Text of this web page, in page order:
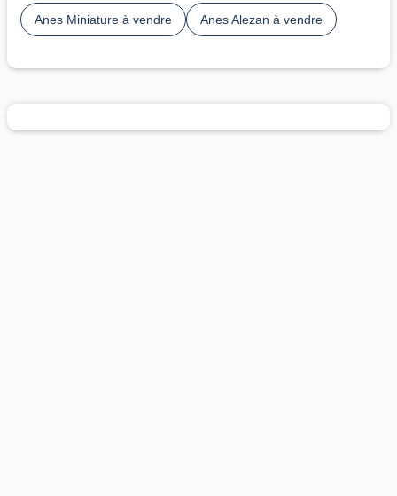
Anes Miniature à vendre Anes Alezan à vendre